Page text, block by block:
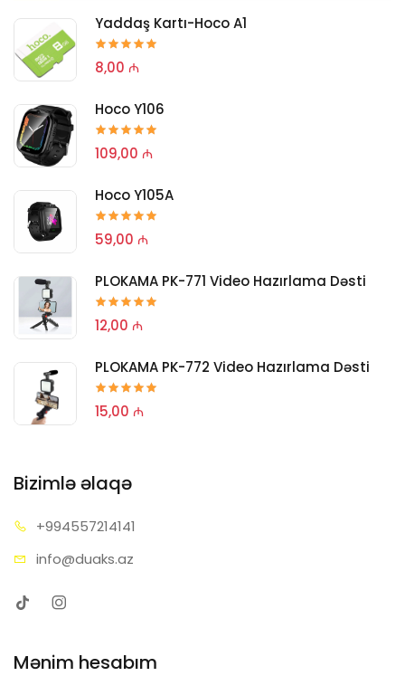
Yaddaş Kartı-Hoco A1
8,00 ₼
Hoco Y106
109,00 ₼
Hoco Y105A
59,00 ₼
PLOKAMA PK-771 Video Hazırlama Dəsti
12,00 ₼
PLOKAMA PK-772 Video Hazırlama Dəsti
15,00 ₼
Bizimlə əlaqə
+994557214141
info@duaks.az
Mənim hesabım